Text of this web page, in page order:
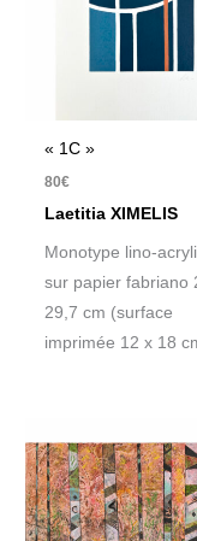
« 1C »
80€
Laetitia XIMELIS
Monotype lino-
sur papier fabriano
29,7 cm (surface
imprimée 12 x 18